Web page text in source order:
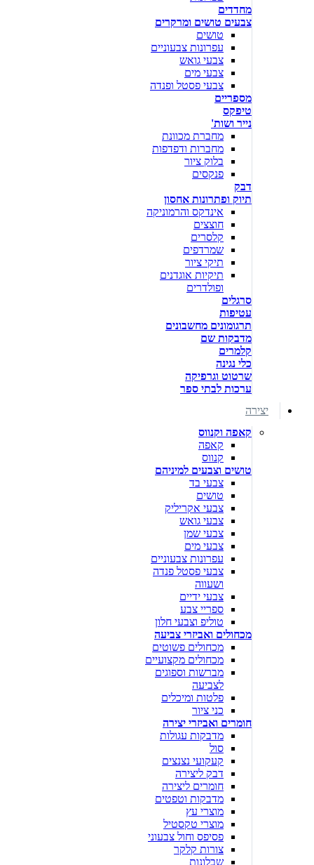
מחדדים
צבעים טושים ומרקרים
טושים
עפרונות צבעוניים
צבעי גואש
צבעי מים
צבעי פסטל ופנדה
מספריים
טיפקס
נייר ושות'
מחברת מכוונת
מחברות ודפדפות
בלוק ציור
פנקסים
דבק
תיוק ופתרונות אחסון
אינדקס והרמוניקה
חוצצים
קלסרים
שמרדפים
תיקי ציור
תיקיות אוגדנים
ופולדרים
סרגלים
עטיפות
תרגומונים מחשבונים
מדבקות שם
קלמרים
כלי נגינה
שרטוט וגרפיקה
ערכות לבתי ספר
יצירה
קאפה וקנווס
קאפה
קנווס
טושים וצבעים למיניהם
צבעי בד
טושים
צבעי אקריליק
צבעי גואש
צבעי שמן
צבעי מים
עפרונות צבעוניים
צבעי פסטל פנדה
ושעווה
צבעי ידיים
ספריי צבע
טוליפ וצבעי חלון
מכחולים ואביזרי צביעה
מכחולים פשוטים
מכחולים מקצועיים
מברשות וספוגים
לצביעה
פלטות ומיכלים
כני ציור
חומרים ואביזרי יצירה
מדבקות עגולות
סול
קעקועי נצנצים
דבק ליצירה
חומרים ליצירה
מדבקות וטפטים
מוצרי עץ
מוצרי טקסטיל
פסיפס וחול צבעוני
צורות קלקר
שבלונות